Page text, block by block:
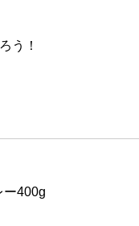
う！
ー400g